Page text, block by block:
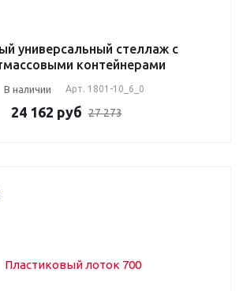
универсальный стеллаж с
контейнерами
В наличии Арт. 1801-10_6_0
24 162 руб 27 273